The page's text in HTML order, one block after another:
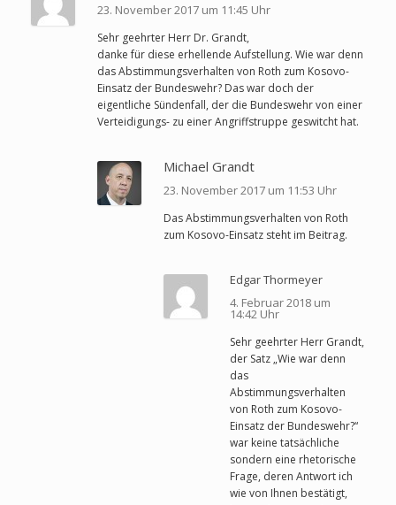
23. November 2017 um 11:45 Uhr
Sehr geehrter Herr Dr. Grandt,
danke für diese erhellende Aufstellung. Wie war denn
das Abstimmungsverhalten von Roth zum Kosovo-
Einsatz der Bundeswehr? Das war doch der
eigentliche Sündenfall, der die Bundeswehr von einer
Verteidigungs- zu einer Angriffstruppe geswitcht hat.
Michael Grandt
23. November 2017 um 11:53 Uhr
Das Abstimmungsverhalten von Roth
zum Kosovo-Einsatz steht im Beitrag.
Edgar Thormeyer
4. Februar 2018 um
14:42 Uhr
Sehr geehrter Herr Grandt,
der Satz „Wie war denn
das
Abstimmungsverhalten
von Roth zum Kosovo-
Einsatz der Bundeswehr?“
war keine tatsächliche
sondern eine rhetorische
Frage, deren Antwort ich
wie von Ihnen bestätigt,